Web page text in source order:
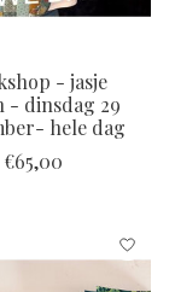
- jasje
- dinsdag 29
hele dag
€65,00